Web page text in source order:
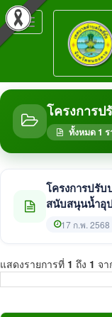
Toggle
navigation
โครงการ
ทั้งหมด 1
โครงการปรับ
สนับสนุนน้ำอุ
256817 ก.พ. 2568
แสดงรายการที่ 1 ถึง 1 จ